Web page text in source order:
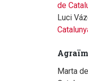
de
Luci
Marta